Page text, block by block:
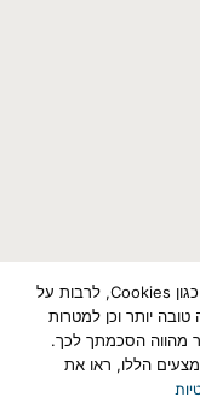
באתר זה נעשה שימוש בטכנולוגיות איסוף מידע כגון Cookies, לרבות על
טובה יותר וכן למטרות
מהווה הסכמתך לכך.
הללו, ראו את